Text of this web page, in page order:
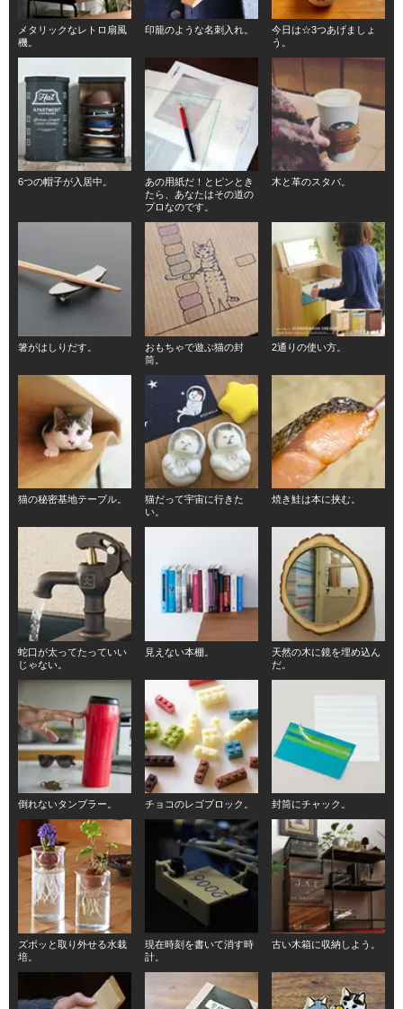
メタリックなレトロ扇風
機。
印籠のような名刺入れ。
今日は☆3つあげましょ
う。
6つの帽子が入居中。
あの用紙だ！とピンとき
たら、あなたはその道の
プロなのです。
木と革のスタバ。
箸がはしりだす。
おもちゃで遊ぶ猫の封
筒。
2通りの使い方。
猫の秘密基地テーブル。
猫だって宇宙に行きた
い。
焼き鮭は本に挟む。
蛇口が太ってたっていい
じゃない。
見えない本棚。
天然の木に鏡を埋め込ん
だ。
倒れないタンブラー。 チョコのレゴブロック。 封筒にチャック。
ズボッと取り外せる水栽
培。
現在時刻を書いて消す時
計。
古い木箱に収納しよう。